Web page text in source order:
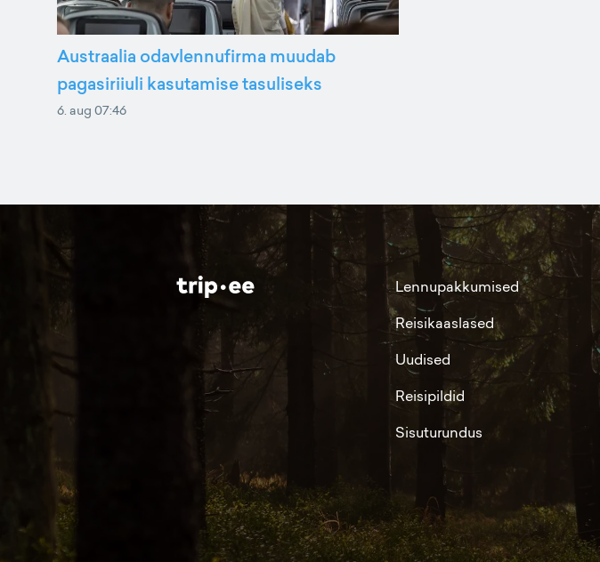
Austraalia odavlennufirma muudab
pagasiriiuli kasutamise tasuliseks
6. aug 07:46
Lennupakkumised
Reisikaaslased
Uudised
Reisipildid
Sisuturundus